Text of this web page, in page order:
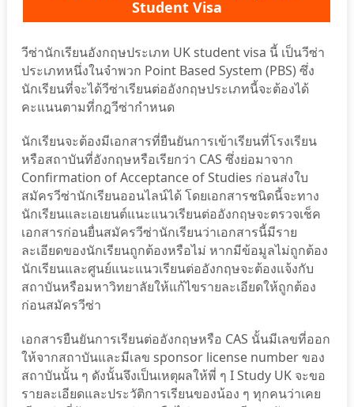
Student Visa
วีซ่านักเรียนอังกฤษประเภท UK student visa นี้ เป็นวีซ่า
ประเภทหนึ่งในจำพวก Point Based System (PBS) ซึ่ง
นักเรียนที่จะได้วีซ่าเรียนต่ออังกฤษประเภทนี้จะต้องได้
คะแนนตามที่กฎวีซ่ากำหนด
นักเรียนจะต้องมีเอกสารที่ยืนยันการเข้าเรียนที่โรงเรียน
หรือสถาบันที่อังกฤษหรือเรียกว่า CAS ซึ่งย่อมาจาก
Confirmation of Acceptance of Studies ก่อนส่งใบ
สมัครวีซ่านักเรียนออนไลน์ได้ โดยเอกสารชนิดนี้จะทาง
นักเรียนและเอเยนต์แนะแนวเรียนต่ออังกฤษจะตรวจเช็ค
เอกสารก่อนยื่นสมัครวีซ่านักเรียนว่าเอกสารนี้มีราย
ละเอียดของนักเรียนถูกต้องหรือไม่ หากมีข้อมูลไม่ถูกต้อง
นักเรียนและศูนย์แนะแนวเรียนต่ออังกฤษจะต้องแจ้งกับ
สถาบันหรือมหาวิทยาลัยให้แก้ไขรายละเอียดให้ถูกต้อง
ก่อนสมัครวีซ่า
เอกสารยืนยันการเรียนต่ออังกฤษหรือ CAS นั้นมีเลขที่ออก
ให้จากสถาบันและมีเลข sponsor license number ของ
สถาบันนั้น ๆ ดังนั้นจึงเป็นเหตุผลให้พี่ ๆ I Study UK จะขอ
รายละเอียดและประวัติการเรียนของน้อง ๆ ทุกคนว่าเคย